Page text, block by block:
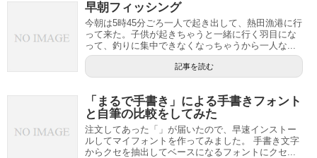
早朝フィッシング
今朝は5時45分ごろ一人で起き出して、熱田漁港に行
って来た。子供が起きちゃうと一緒に行く羽目にな
って、釣りに集中できなくなっちゃうから一人な...
記事を読む
「まるで手書き」による手書きフォント
と自筆の比較をしてみた
注文してあった「」が届いたので、早速インストー
ルしてマイフォントを作ってみました。 手書き文字
からクセを抽出してベースになるフォントにクセ...